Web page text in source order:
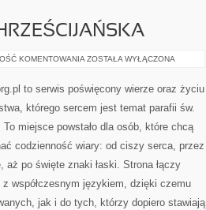
KOMENTOWANIA TEOLOGIA
CHRZEŚCIJAŃSKA
ZOSTAŁA WYŁĄCZONA
to serwis poświęcony wierze oraz życiu
którego sercem jest temat parafii św.
miejsce powstało dla osób, które chcą
codzienność wiary: od ciszy serca, przez
aż po święte znaki łaski. Strona łączy
współczesnym językiem, dzięki czemu
jak i do tych, którzy dopiero stawiają